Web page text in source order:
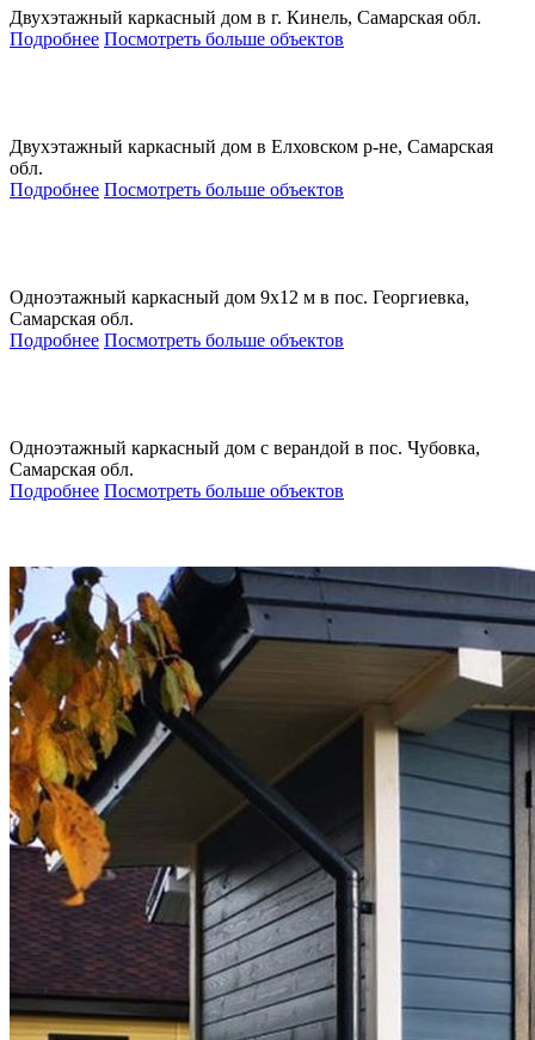
Двухэтажный каркасный дом в г. Кинель, Самарская обл.
Подробнее Посмотреть больше объектов
Двухэтажный каркасный дом в Елховском р-не, Самарская
обл.
Подробнее Посмотреть больше объектов
Одноэтажный каркасный дом 9х12 м в пос. Георгиевка,
Самарская обл.
Подробнее Посмотреть больше объектов
Одноэтажный каркасный дом с верандой в пос. Чубовка,
Самарская обл.
Подробнее Посмотреть больше объектов